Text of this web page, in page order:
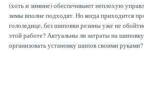
(хоть и зимние) обеспечивают неплохую
зимы вполне подходят. Но когда приходится
гололедице, без шиповки резины уже не
этой работе? Актуальны ли затраты на
организовать установку шипов своими руками?
Тормозная система
ТОРМОЗНАЯ ЖИДКОСТЬ